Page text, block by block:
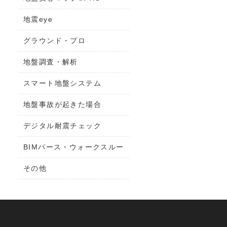
地震eye
グラウンド・プロ
地盤調査・解析
スマート地盤システム
地盤事故が起きた場合
デジタル耐震チェック
BIMパース・ウォークスルー
その他